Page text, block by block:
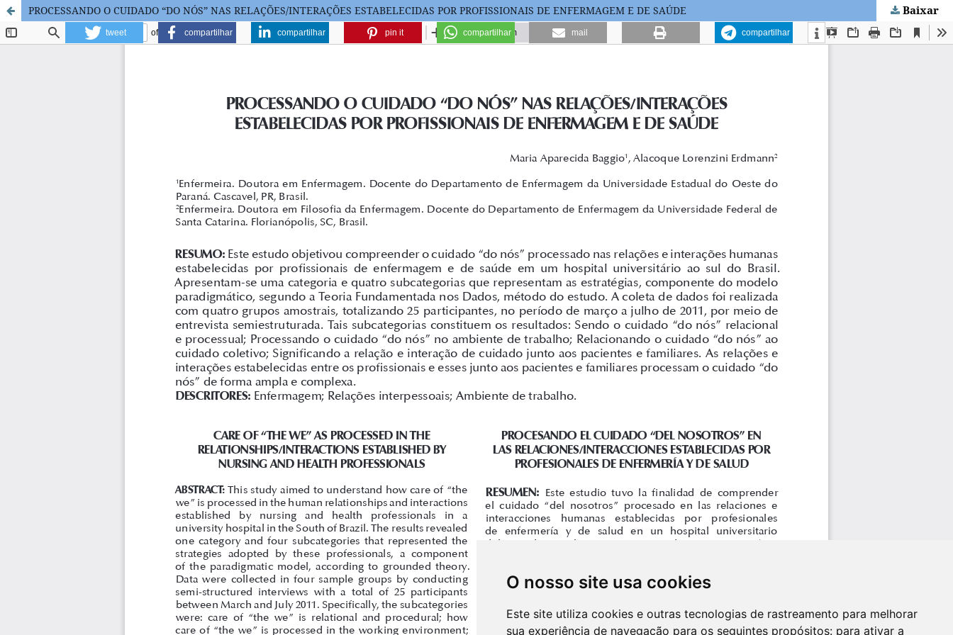
O nosso site usa cookies
Este site utiliza cookies e outras tecnologias de rastreamento para melhorar
sua experiência de navegação para os seguintes propósitos: para ativar a
PROCESSANDO O CUIDADO “DO NÓS” NAS RELAÇÕES/INTERAÇÕES ESTABELECIDAS POR PROFISSIONAIS DE ENFERMAGEM E DE SAÚDE Baixar
tweet compartilhar compartilhar pin it compartilhar mail compartilhar